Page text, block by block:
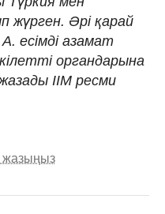
жүрген. Әрі қарай
есімді азамат
органдарына
ІІМ ресми
жазыңыз